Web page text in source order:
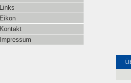
Links
Eikon
Kontakt
Impressum